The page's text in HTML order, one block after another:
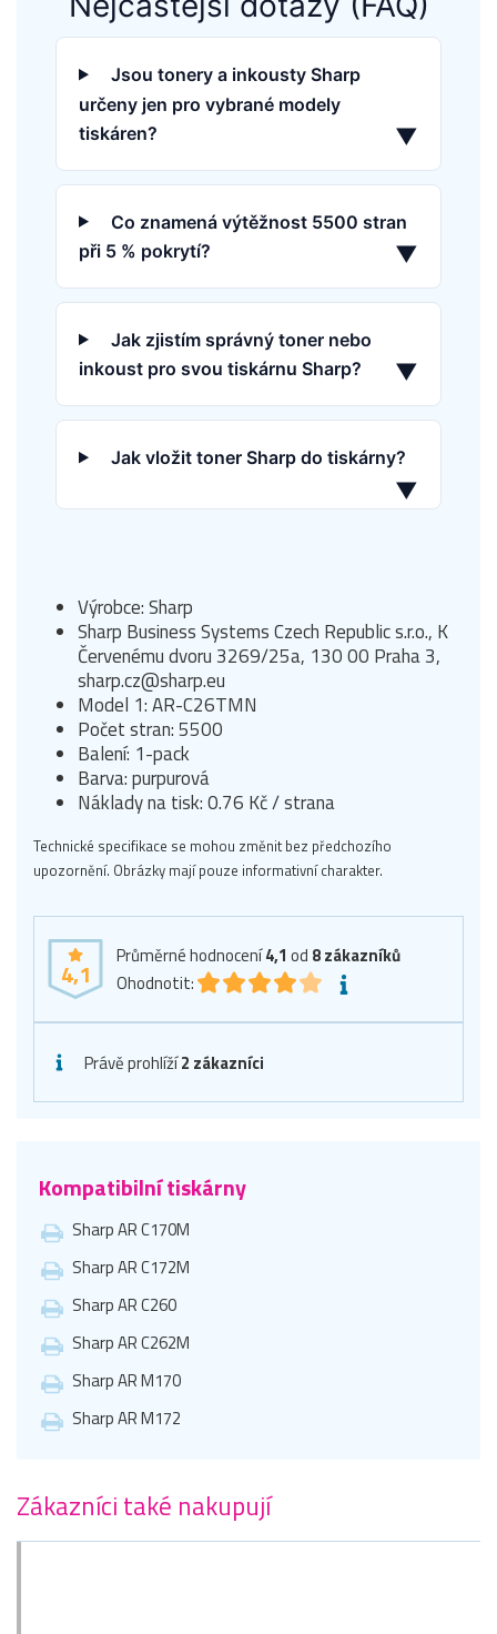
Jsou tonery a inkousty Sharp
určeny jen pro vybrané modely
tiskáren?
▼
Co znamená výtěžnost 5500 stran
při 5 % pokrytí?
▼
Jak zjistím správný toner nebo
inkoust pro svou tiskárnu Sharp?
▼
Jak vložit toner Sharp do tiskárny?
▼
Výrobce: Sharp
Sharp Business Systems Czech Republic s.r.o., K
Červenému dvoru 3269/25a, 130 00 Praha 3,
sharp.cz@sharp.eu
Model 1: AR-C26TMN
Počet stran: 5500
Balení: 1-pack
Barva: purpurová
Náklady na tisk: 0.76 Kč / strana
Technické specifikace se mohou změnit bez předchozího
upozornění. Obrázky mají pouze informativní charakter.
4,1
Průměrné hodnocení4,1 od 8zákazníků
Ohodnotit:
Právě prohlíží2 zákazníci
Kompatibilní tiskárny
Sharp AR C170M
Sharp AR C172M
Sharp AR C260
Sharp AR C262M
Sharp AR M170
Sharp AR M172
Zákazníci také nakupují